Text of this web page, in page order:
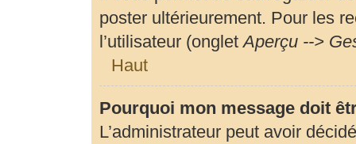
poster ultérieurement. Pour les
l’utilisateur (ongletAperçu -->
Haut
Pourquoi mon message doit
L’administrateur peut avoir